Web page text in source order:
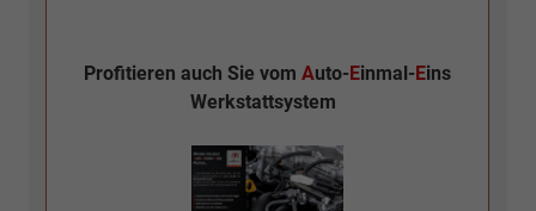
Profitieren auch Sie vomAuto-Einmal-Eins
Werkstattsystem